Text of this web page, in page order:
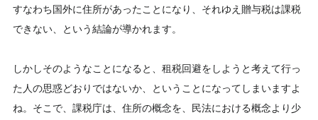
すなわち国外に住所があったことになり、それゆえ贈与税は課税
できない、という結論が導かれます。
しかしそのようなことになると、租税回避をしようと考えて行っ
た人の思惑どおりではないか、ということになってしまいますよ
ね。そこで、課税庁は、住所の概念を、民法における概念より少